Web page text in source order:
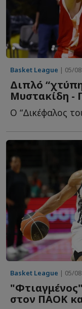
Basket League | 05/
Διπλό
Μυστακίδη -
Ο “Δικέφαλος
Basket League | 05/
στον ΠΑΟΚ